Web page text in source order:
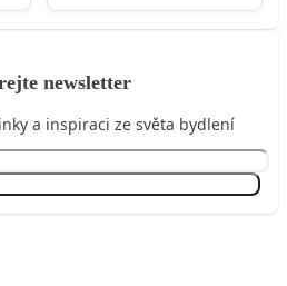
newsletter
a inspiraci ze světa bydlení